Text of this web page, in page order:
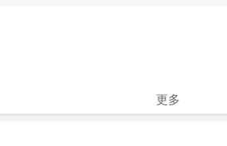
更多